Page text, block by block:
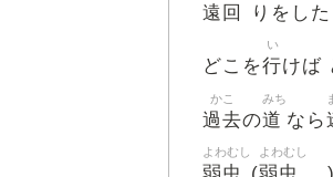
遠回 りをし
どこを行
い
けば
過去
かこ
の道
みち
なら
よわむし よわむし